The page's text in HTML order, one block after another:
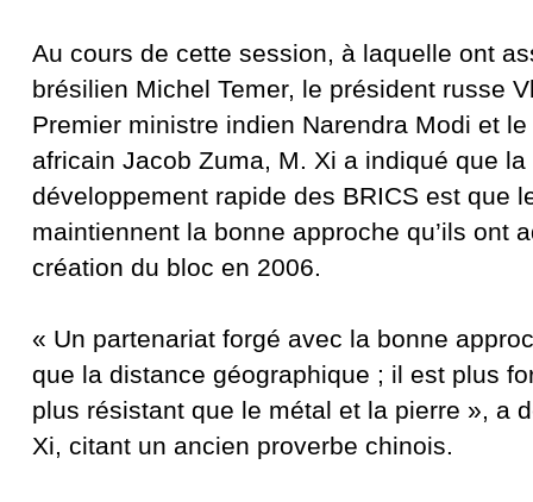
Au cours de cette session, à laquelle ont
brésilien Michel Temer, le président russe
Premier ministre indien Narendra Modi et
africain Jacob Zuma, M. Xi a indiqué que la
développement rapide des BRICS est que
maintiennent la bonne approche qu’ils ont
création du bloc en 2006.
« Un partenariat forgé avec la bonne
que la distance géographique ; il est plus
plus résistant que le métal et la pierre », a
Xi, citant un ancien proverbe chinois.